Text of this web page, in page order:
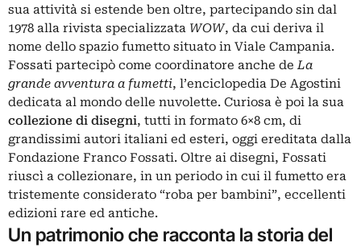
sua attività si estende ben oltre, partecipando sin dal
1978 alla rivista specializzata WOW, da cui deriva il
nome dello spazio fumetto situato in Viale Campania.
Fossati partecipò come coordinatore anche deLa
grande avventura a fumetti, l’enciclopedia De Agostini
dedicata al mondo delle nuvolette. Curiosa è poi la sua
collezione di disegni, tutti in formato 6×8 cm, di
grandissimi autori italiani ed esteri, oggi ereditata dalla
Fondazione Franco Fossati. Oltre ai disegni, Fossati
riuscì a collezionare, in un periodo in cui il fumetto era
tristemente considerato “roba per bambini”, eccellenti
edizioni rare ed antiche.
Un patrimonio che racconta la storia del